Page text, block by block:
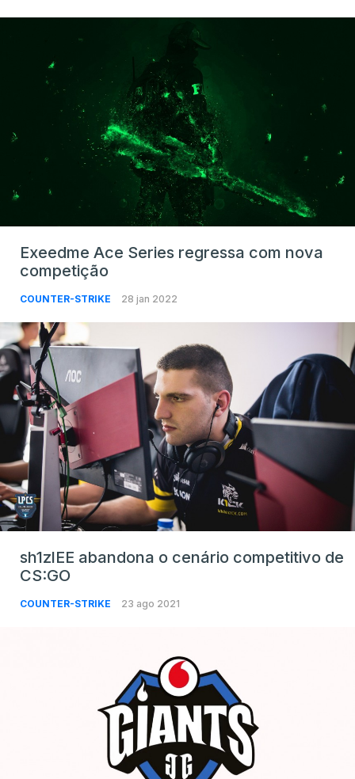
Exeedme Ace Series regressa com nova
competição
COUNTER-STRIKE 28 jan 2022
sh1zlEE abandona o cenário competitivo de
CS:GO
COUNTER-STRIKE 23 ago 2021